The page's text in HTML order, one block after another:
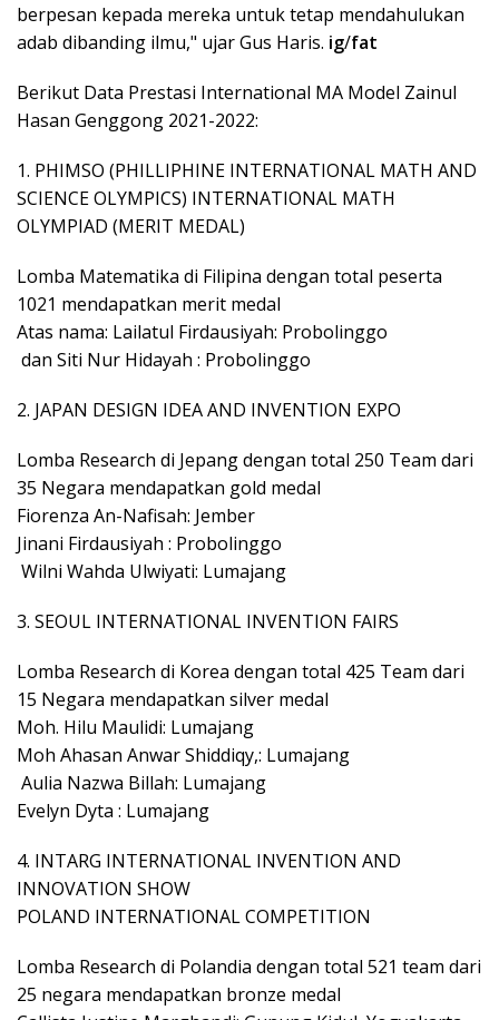
berpesan kepada mereka untuk tetap mendahulukan
adab dibanding ilmu," ujar Gus Haris. ig/fat
Berikut Data Prestasi International MA Model Zainul
Hasan Genggong 2021-2022:
1. PHIMSO (PHILLIPHINE INTERNATIONAL MATH AND
SCIENCE OLYMPICS) INTERNATIONAL MATH
OLYMPIAD (MERIT MEDAL)
Lomba Matematika di Filipina dengan total peserta
1021 mendapatkan merit medal
Atas nama: Lailatul Firdausiyah: Probolinggo
dan Siti Nur Hidayah : Probolinggo
2. JAPAN DESIGN IDEA AND INVENTION EXPO
Lomba Research di Jepang dengan total 250 Team dari
35 Negara mendapatkan gold medal
Fiorenza An-Nafisah: Jember
Jinani Firdausiyah : Probolinggo
Wilni Wahda Ulwiyati: Lumajang
3. SEOUL INTERNATIONAL INVENTION FAIRS
Lomba Research di Korea dengan total 425 Team dari
15 Negara mendapatkan silver medal
Moh. Hilu Maulidi: Lumajang
Moh Ahasan Anwar Shiddiqy,: Lumajang
Aulia Nazwa Billah: Lumajang
Evelyn Dyta : Lumajang
4. INTARG INTERNATIONAL INVENTION AND
INNOVATION SHOW
POLAND INTERNATIONAL COMPETITION
Lomba Research di Polandia dengan total 521 team dari
25 negara mendapatkan bronze medal